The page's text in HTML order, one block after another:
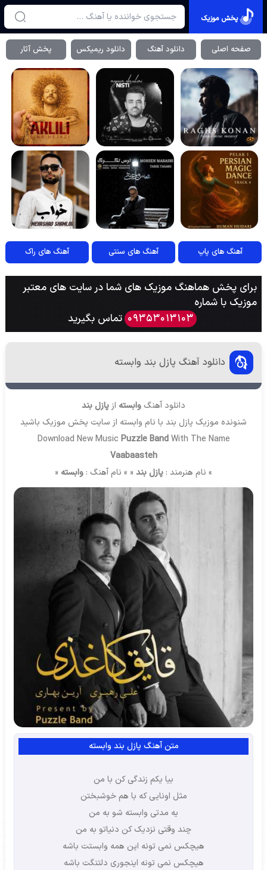
پخش موزیک
صفحه اصلی دانلود آهنگ دانلود ریمیکس پخش آثار
آهنگ های پاپ آهنگ های سنتی آهنگ های راک
برای پخش هماهنگ موزیک های شما در سایت های معتبر
موزیک با شماره
09353013103 تماس بگیرید
دانلود آهنگ پازل بند وابسته
دانلود آهنگ وابسته ازپازل بند
شنونده موزیک پازل بند با نام وابسته از سایت پخش موزیک باشید
Download New Music Puzzle BandWith The Name
Vaabaasteh
» نام هنرمند : پازل بند « » نام آهنگ : وابسته «
متن آهنگ پازل بند وابسته
بیا یکم زندگی کن با من
مثل اونایی که با هم خوشبختن
یه مدتی وابسته شو به من
چند وقتی نزدیک کن دنیاتو به من
هیچکس نمی تونه این همه وابستت باشه
هیچکس نمی تونه اینجوری دلتنگت باشه